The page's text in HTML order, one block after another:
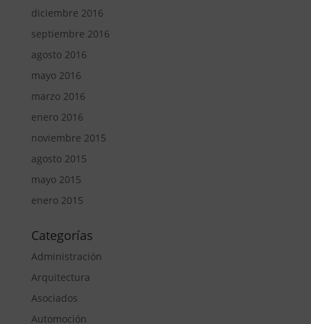
diciembre 2016
septiembre 2016
agosto 2016
mayo 2016
marzo 2016
enero 2016
noviembre 2015
agosto 2015
mayo 2015
enero 2015
Categorías
Administración
Arquitectura
Asociados
Automoción